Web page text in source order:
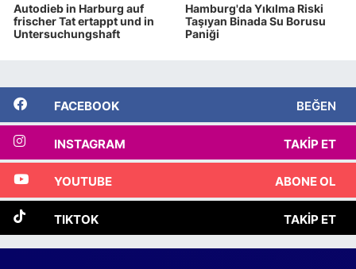
Autodieb in Harburg auf
frischer Tat ertappt und in
Untersuchungshaft
Hamburg'da Yıkılma Riski
Taşıyan Binada Su Borusu
Paniği
FACEBOOK BEĞEN
INSTAGRAM TAKIP ET
YOUTUBE ABONE OL
TIKTOK TAKIP ET